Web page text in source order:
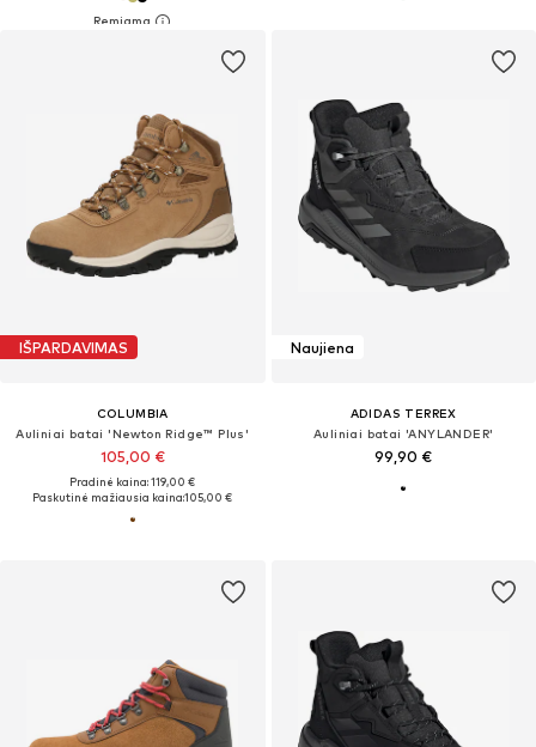
IŠPARDAVIMAS
COLUMBIA
Auliniai batai 'Newton Ridge™ Plus'
105,00 €
Pradinė kaina: 119,00 €
Paskutinė mažiausia kaina:105,00 €
Naujiena
ADIDAS TERREX
Auliniai batai 'ANYLANDER'
99,90 €